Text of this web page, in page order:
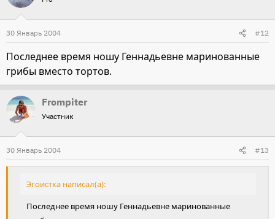
30 Январь 2004 #12
Последнее время ношу Геннадьевне маринованные
грибы вместо тортов.
Frompiter
Участник
30 Январь 2004 #13
Эгоистка написал(а):
Последнее время ношу Геннадьевне маринованные